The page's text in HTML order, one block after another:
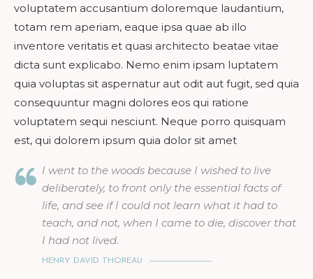
voluptatem accusantium doloremque laudantium,
totam rem aperiam, eaque ipsa quae ab illo
inventore veritatis et quasi architecto beatae vitae
dicta sunt explicabo. Nemo enim ipsam luptatem
quia voluptas sit aspernatur aut odit aut fugit, sed quia
consequuntur magni dolores eos qui ratione
voluptatem sequi nesciunt. Neque porro quisquam
est, qui dolorem ipsum quia dolor sit amet
I went to the woods because I wished to live
deliberately, to front only the essential facts of
life, and see if I could not learn what it had to
teach, and not, when I came to die, discover that
I had not lived.
HENRY DAVID THOREAU